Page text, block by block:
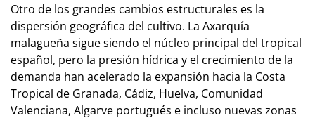
Otro de los grandes cambios estructurales es la
dispersión geográfica del cultivo. La Axarquía
malagueña sigue siendo el núcleo principal del tropical
español, pero la presión hídrica y el crecimiento de la
demanda han acelerado la expansión hacia la Costa
Tropical de Granada, Cádiz, Huelva, Comunidad
Valenciana, Algarve portugués e incluso nuevas zonas